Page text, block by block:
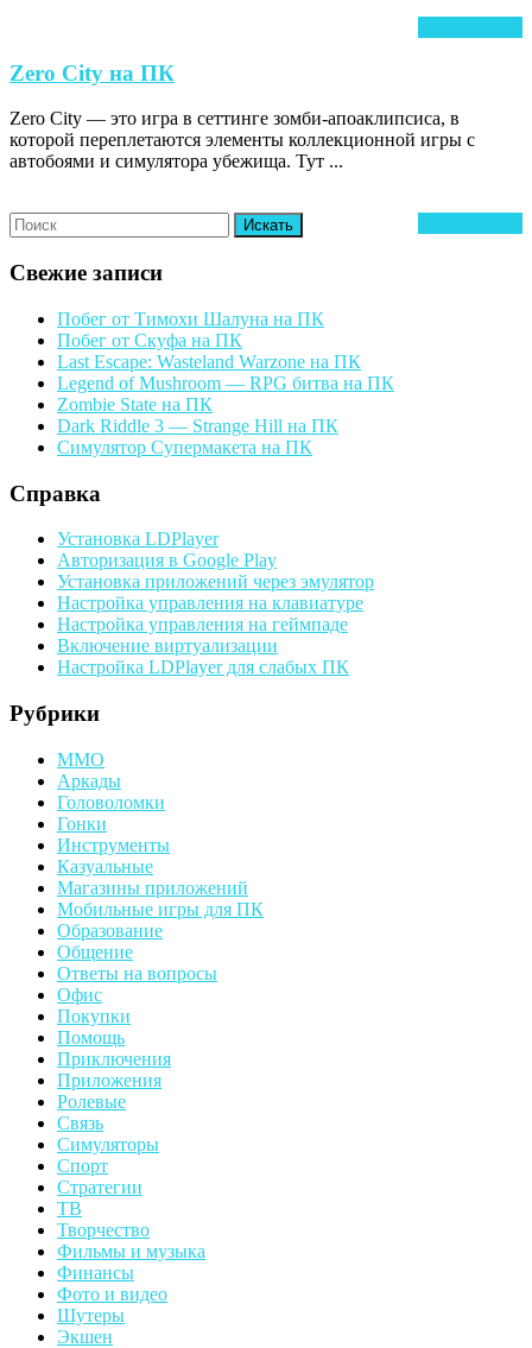
Zero City на ПКZero
на
ПК
Zero City — это игра в сеттинге зомби-апоаклипсиса, в
которой переплетаются элементы коллекционной игры с
автобоями и симулятора убежища. Тут ...
Search
for:
Свежие записи
Побег от Тимохи Шалуна на ПК
Побег от Скуфа на ПК
Last Escape: Wasteland Warzone на ПК
Legend of Mushroom — RPG битва на ПК
Zombie State на ПК
Dark Riddle 3 — Strange Hill на ПК
Симулятор Супермакета на ПК
Справка
Установка LDPlayer
Авторизация в Google Play
Установка приложений через эмулятор
Настройка управления на клавиатуре
Настройка управления на геймпаде
Включение виртуализации
Настройка LDPlayer для слабых ПК
Рубрики
MMO
Аркады
Головоломки
Гонки
Инструменты
Казуальные
Магазины приложений
Мобильные игры для ПК
Образование
Общение
Ответы на вопросы
Офис
Покупки
Помощь
Приключения
Приложения
Ролевые
Связь
Симуляторы
Спорт
Стратегии
ТВ
Творчество
Фильмы и музыка
Финансы
Фото и видео
Шутеры
Экшен